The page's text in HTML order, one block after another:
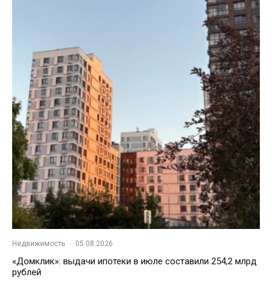
Недвижимость · 05.08.2026
«Домклик»: выдачи ипотеки в июле составили 254,2 млрд
рублей